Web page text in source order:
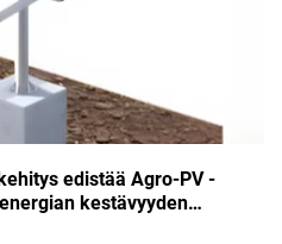
edistää Agro-PV -
kestävyyden